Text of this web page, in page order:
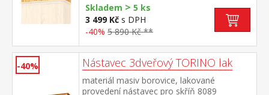
Skladem > 5 ks
3 499 Kč s DPH
-40% 5 890 Kč **
-40% Nástavec 3dveřový TORINO lak
materiál masiv borovice, lakované
provedení nástavec pro skříň 8089